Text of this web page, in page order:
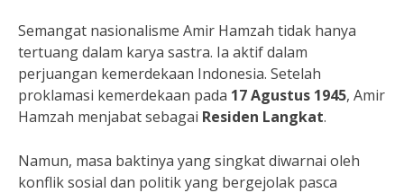
Semangat nasionalisme Amir Hamzah tidak hanya
tertuang dalam karya sastra. Ia aktif dalam
perjuangan kemerdekaan Indonesia. Setelah
proklamasi kemerdekaan pada 17 Agustus 1945, Amir
Hamzah menjabat sebagai Residen Langkat.
Namun, masa baktinya yang singkat diwarnai oleh
konflik sosial dan politik yang bergejolak pasca